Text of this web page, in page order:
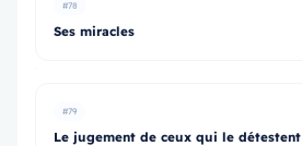
#78
Ses miracles
#79
Le jugement de ceux qui le détestent